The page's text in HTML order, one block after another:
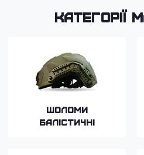
Категорії
Шоломи
балістичні